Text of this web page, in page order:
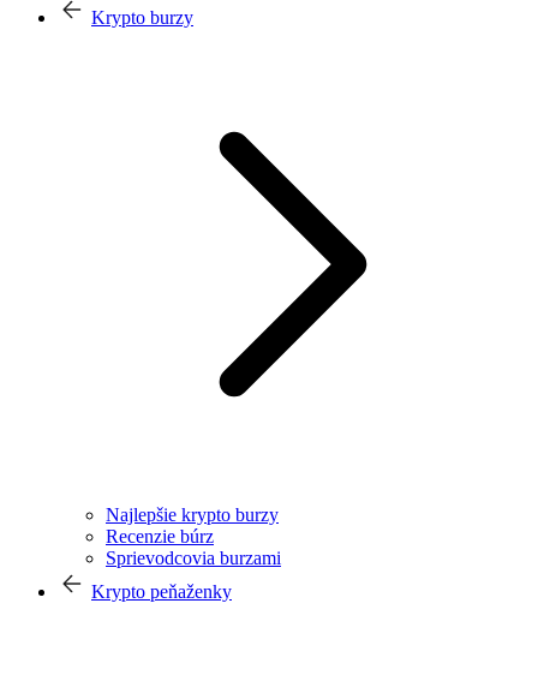
Krypto burzy
Najlepšie krypto burzy
Recenzie búrz
Sprievodcovia burzami
Krypto peňaženky